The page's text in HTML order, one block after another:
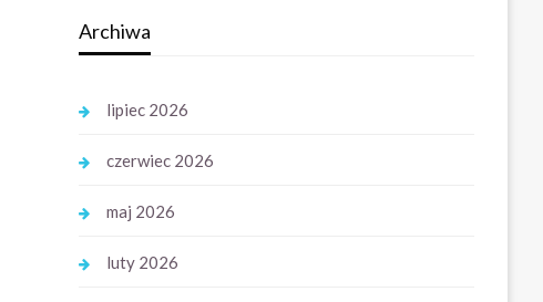
Archiwa
lipiec 2026
czerwiec 2026
maj 2026
luty 2026